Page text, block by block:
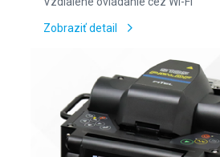
Zobraziť detail